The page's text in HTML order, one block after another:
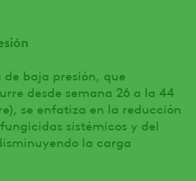
baja presión, que
desde semana 26 a la 44
se enfatiza en la reducción
sistémicos y del
la carga